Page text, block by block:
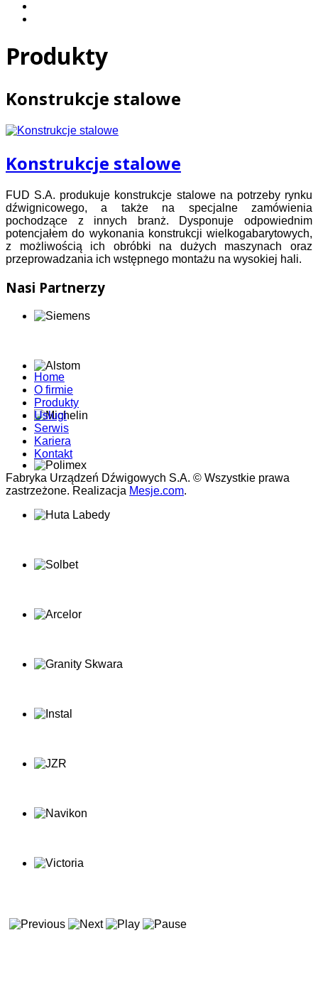
Produkty
Konstrukcje stalowe
Konstrukcje stalowe
FUD S.A. produkuje konstrukcje stalowe na potrzeby rynku
dźwignicowego, a także na specjalne zamówienia
pochodzące z innych branż. Dysponuje odpowiednim
potencjałem do wykonania konstrukcji wielkogabarytowych,
z możliwością ich obróbki na dużych maszynach oraz
przeprowadzania ich wstępnego montażu na wysokiej hali.
Nasi Partnerzy
Home
O firmie
Produkty
Usługi
Serwis
Kariera
Kontakt
Fabryka Urządzeń Dźwigowych S.A. © Wszystkie prawa
zastrzeżone. Realizacja Mesje.com.